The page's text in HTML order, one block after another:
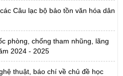
Câu lạc bộ bảo tồn văn hóa dân
phòng, chống tham nhũng, lãng
2024 - 2025
thuật, báo chí về chủ đề học